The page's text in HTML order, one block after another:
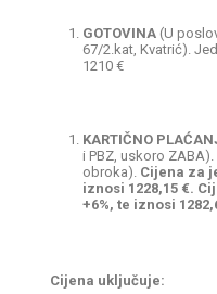
GOTOVINA (U
67/2.kat, Kvatrić).
1210 €
KARTIČNO
i PBZ, uskoro
obroka). Cijena za
iznosi 1228,15 €.
+6%, te iznosi
Cijena uključuje: